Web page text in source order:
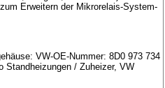
Erweitern der Mikrorelais-System-
VW-OE-Nummer: 8D0 973 734
Standheizungen / Zuheizer, VW